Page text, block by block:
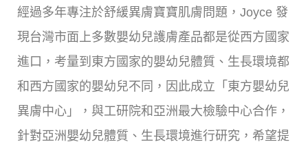
經過多年專注於舒緩異膚寶寶肌膚問題，Joyce 發
現台灣市面上多數嬰幼兒護膚產品都是從西方國家
進口，考量到東方國家的嬰幼兒體質、生長環境都
和西方國家的嬰幼兒不同，因此成立「東方嬰幼兒
異膚中心」，與工研院和亞洲最大檢驗中心合作，
針對亞洲嬰幼兒體質、生長環境進行研究，希望提